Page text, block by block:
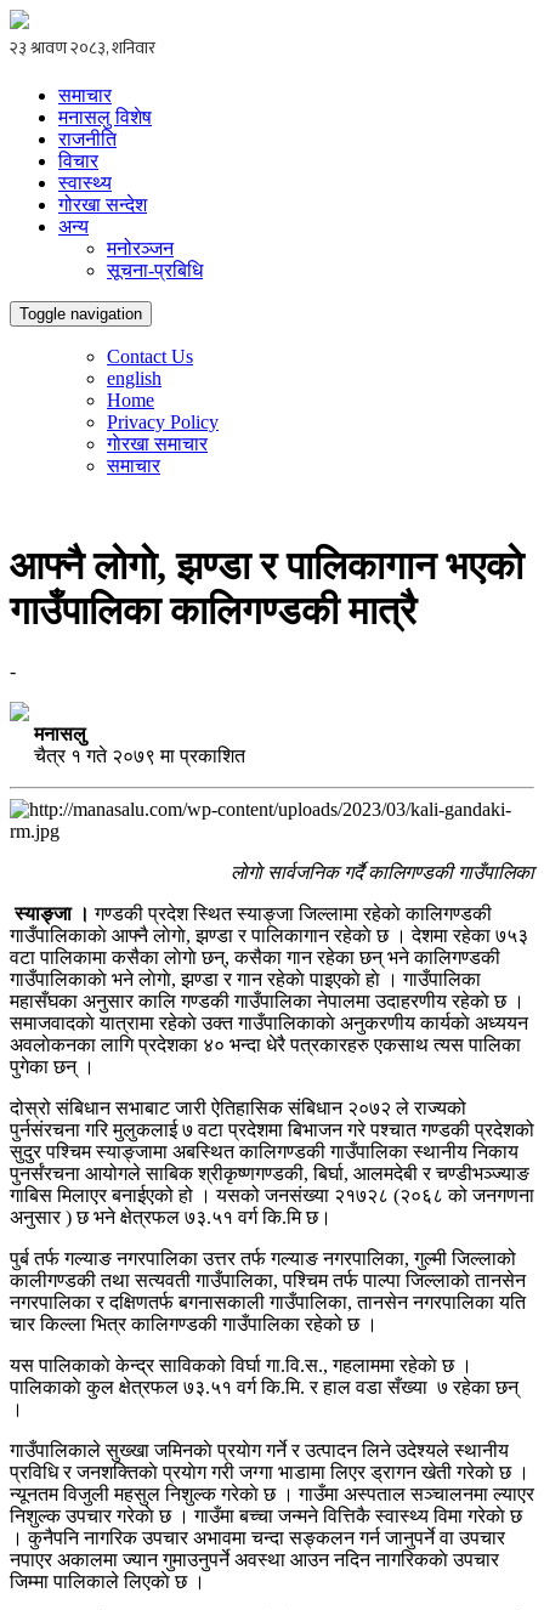
समाचार
मनासलु विशेष
राजनीति
विचार
स्वास्थ्य
गोरखा सन्देश
अन्य
मनोरञ्जन
सूचना-प्रबिधि
Toggle navigation
Contact Us
english
Home
Privacy Policy
गाेरखा समाचार
समाचार
आफ्नै लाेगाे, झण्डा र पालिकागान भएकाे
गाउँपालिका कालिगण्डकी मात्रै
-
मनासलु
चैत्र १ गते २०७९ मा प्रकाशित
लाेगाे सार्वजनिक गर्दै कालिगण्डकी गाउँपालिका
स्याङ्जा ।गण्डकी प्रदेश स्थित स्याङ्जा जिल्लामा रहेकाे कालिगण्डकी
गाउँपालिकाकाे आफ्नै लाेगाे, झण्डा र पालिकागान रहेकाे छ । देशमा रहेका ७५३
वटा पालिकामा कसैका लाेगाे छन्, कसैका गान रहेका छन् भने कालिगण्डकी
गाउँपालिकाकाे भने लाेगाे, झण्डा र गान रहेकाे पाइएकाे हाे । गाउँपालिका
महासँघका अनुसार कालि गण्डकी गाउँपालिका नेपालमा उदाहरणीय रहेकाे छ ।
समाजवादकाे यात्रामा रहेकाे उक्त गाउँपालिकाकाे अनुकरणीय कार्यकाे अध्ययन
अवलाेकनका लागि प्रदेशका ४० भन्दा धेरै पत्रकारहरु एकसाथ त्यस पालिका
पुगेका छन् ।
दोस्रो संबिधान सभाबाट जारी ऐतिहासिक संबिधान २०७२ ले राज्यको
पुर्नसंरचना गरि मुलुकलाई ७ वटा प्रदेशमा बिभाजन गरे पश्चात गण्डकी प्रदेशको
सुदुर पश्चिम स्याङ्जामा अबस्थित कालिगण्डकी गाउँपालिका स्थानीय निकाय
पुनर्संरचना आयोगले साबिक श्रीकृष्णगण्डकी, बिर्घा, आलमदेबी र चण्डीभञ्ज्याङ
गाबिस मिलाएर बनाईएको हो । यसको जनसंख्या २१७२८ (२०६८ को जनगणना
अनुसार ) छ भने क्षेत्रफल ७३.५१ वर्ग कि.मि छ।
पुर्ब तर्फ गल्याङ नगरपालिका उत्तर तर्फ गल्याङ नगरपालिका, गुल्मी जिल्लाको
कालीगण्डकी तथा सत्यवती गाउँपालिका, पश्चिम तर्फ पाल्पा जिल्लाको तानसेन
नगरपालिका र दक्षिणतर्फ बगनासकाली गाउँपालिका, तानसेन नगरपालिका यति
चार किल्ला भित्र कालिगण्डकी गाउँपालिका रहेको छ ।
यस पालिकाकाे केन्द्र साविकको विर्घा गा.वि.स., गहलाममा रहेकाे छ ।
पालिकाकाे कुल क्षेत्रफल ७३.५१ वर्ग कि.मि. र हाल वडा सँख्या ७ रहेका छन्
।
गाउँपालिकाले सुख्खा जमिनकाे प्रयाेग गर्ने र उत्पादन लिने उदेश्यले स्थानीय
प्रविधि र जनशक्तिकाे प्रयाेग गरी जग्गा भाडामा लिएर ड्रागन खेती गरेकाे छ ।
न्यूनतम विजुली महसुल निशुल्क गरेकाे छ । गाउँमा अस्पताल सञ्चालनमा ल्याएर
निशुल्क उपचार गरेकाे छ । गाउँमा बच्चा जन्मने वित्तिकै स्वास्थ्य विमा गरेकाे छ
। कुनैपनि नागरिक उपचार अभावमा चन्दा सङ्कलन गर्न जानुपर्ने वा उपचार
नपाएर अकालमा ज्यान गुमाउनुपर्ने अवस्था आउन नदिन नागरिककाे उपचार
जिम्मा पालिकाले लिएकाे छ ।